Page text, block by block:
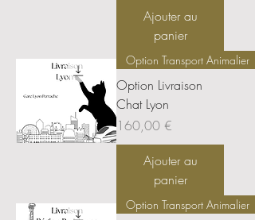
Ajouter au
panier
Option Transport Animalier
Option Livraison
Chat Lyon
Prix
160,00 €
Ajouter au
panier
Option Transport Animalier